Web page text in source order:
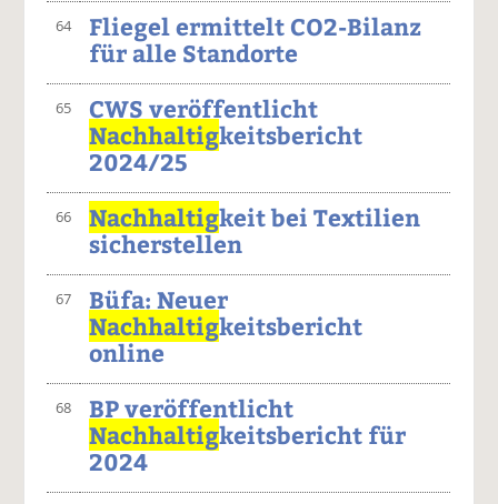
64
Fliegel ermittelt CO2-Bilanz
für alle Standorte
65
CWS veröffentlicht
Nachhaltigkeitsbericht
2024/25
66 Nachhaltigkeit bei Textilien
sicherstellen
67
Büfa: Neuer
Nachhaltigkeitsbericht
online
68
BP veröffentlicht
Nachhaltigkeitsbericht für
2024